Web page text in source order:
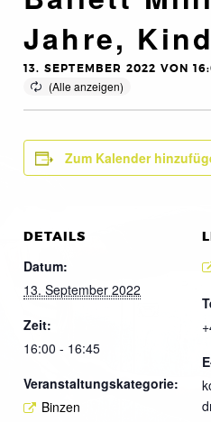
Jahre,
13. SEPTEMBER 2022 VON
Zum Kalender
DETAILS
Datum:
13. September 2022
Zeit:
16:00 - 16:45
Veranstaltungskategorie:
Binzen